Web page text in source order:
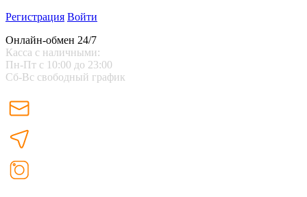
Регистрация Войти
Онлайн-обмен 24/7
Касса с наличными:
Пн-Пт с 10:00 до 23:00
Сб-Вс свободный график